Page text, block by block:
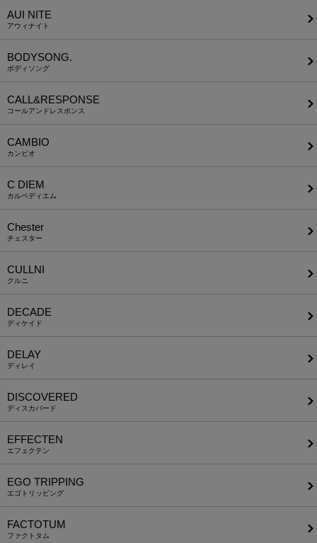
AUI NITE
アウィナイト
BODYSONG.
ボディソング
CALL&RESPONSE
コールアンドレスポンス
CAMBIO
カンビオ
C DIEM
カルペディエム
Chester
チェスター
CULLNI
クルニ
DECADE
ディケイド
DELAY
ディレイ
DISCOVERED
ディスカバード
EFFECTEN
エフェクテン
EGO TRIPPING
エゴトリッピング
FACTOTUM
ファクトタム